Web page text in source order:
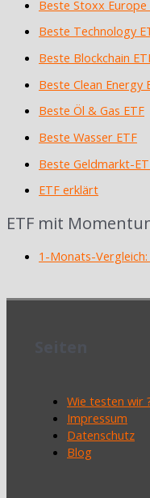
Beste Stoxx Europe
Beste Technology
Beste Blockchain
Beste Clean Energy
Beste Öl & Gas ETF
Beste Wasser ETF
Beste Geldmarkt-
ETF erklärt
ETF mit
1-Monats-Vergleich:
Wie testen wir
Impressum
Datenschutz
Blog